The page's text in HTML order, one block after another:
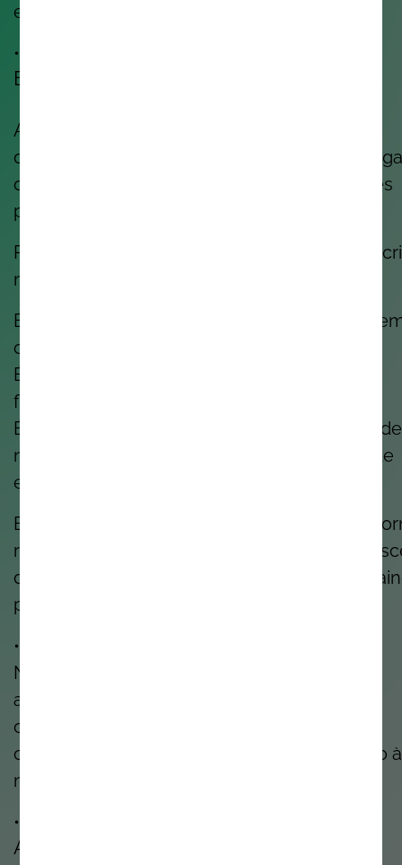
em trabalhar aqui.
• • •
Eis no que acreditamos:
A boa tecnologia nasce de boas pessoas a
desenvolver trabalho com propósito, num
onde se sentem valorizadas, apoiadas e livres
para serem quem são.
Porque quando as pessoas se sentem bem,
melhor.
É por isso que investimos na tua
crescimento.
É por isso que valorizamos o equilíbrio, a
flexibilidade e o bem-estar.
É por isso que promovemos a
nos preocupamos com as comunidades onde
estamos presentes.
E sim, incentivamos-te a sonhar até que se
realidade. Porque as melhores inovações
de quem tem a coragem de imaginar o que
pode ser.
• • •
Não somos perfeitos. Estamos sempre a
aprender. Mas todos os dias temos o
compromisso de fazer melhor, pelos nossos
clientes, pelos nossos colegas e pelo mundo à
nossa volta.
• • •
A Noesis é o lugar certo para ti?